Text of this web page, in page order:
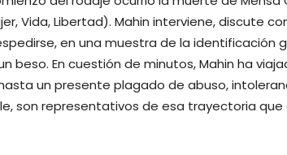
Vida, Libertad). Mahin interviene, discute
en una muestra de la identificación
beso. En cuestión de minutos, Mahin ha
un presente plagado de abuso,
son representativos de esa trayectoria